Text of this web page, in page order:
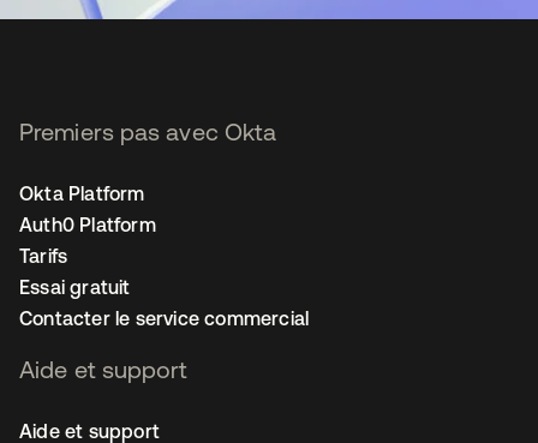
Premiers pas avec Okta
Okta Platform
Auth0 Platform
Tarifs
Essai gratuit
Contacter le service commercial
Aide et support
Aide et support